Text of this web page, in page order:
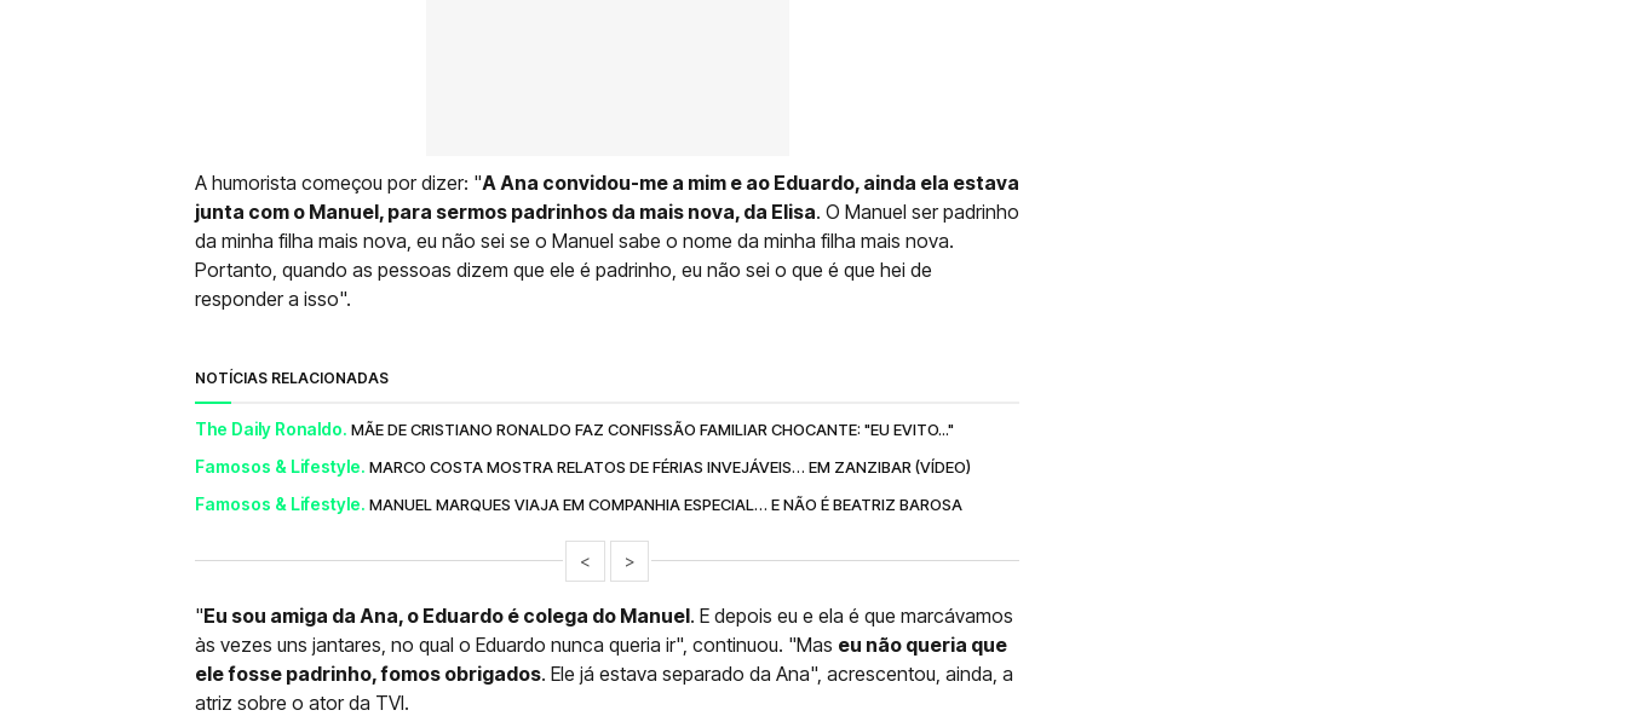
A humorista começou por dizer: "A Ana convidou-me a mim e ao Eduardo, ainda ela estava
junta com o Manuel, para sermos padrinhos da mais nova, da Elisa. O Manuel ser padrinho
da minha filha mais nova, eu não sei se o Manuel sabe o nome da minha filha mais nova.
Portanto, quando as pessoas dizem que ele é padrinho, eu não sei o que é que hei de
responder a isso".
NOTÍCIAS RELACIONADAS
The Daily Ronaldo. MÃE DE CRISTIANO RONALDO FAZ CONFISSÃO FAMILIAR CHOCANTE: "EU EVITO..."
Famosos & Lifestyle. MARCO COSTA MOSTRA RELATOS DE FÉRIAS INVEJÁVEIS… EM ZANZIBAR (VÍDEO)
Famosos & Lifestyle. MANUEL MARQUES VIAJA EM COMPANHIA ESPECIAL… E NÃO É BEATRIZ BAROSA
< >
"Eu sou amiga da Ana, o Eduardo é colega do Manuel. E depois eu e ela é que marcávamos
às vezes uns jantares, no qual o Eduardo nunca queria ir", continuou. "Mas eu não queria que
ele fosse padrinho, fomos obrigados. Ele já estava separado da Ana", acrescentou, ainda, a
atriz sobre o ator da TVI.